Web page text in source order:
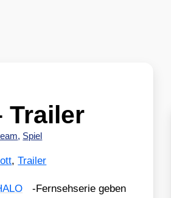
Trailer
, Spiel
,Trailer
-Fern­seh­se­rie geben